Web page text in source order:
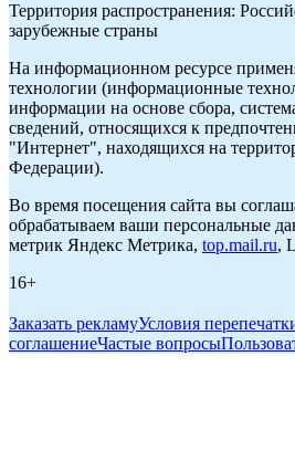
Территория распространения:
зарубежные страны
На информационном ресурсе
технологии (информационные
информации на основе сбора,
сведений, относящихся к
"Интернет", находящихся на
Федерации).
Во время посещения сайта вы
обрабатываем ваши персональные
метрик Яндекс Метрика, top.mail.ru,
16+
Заказать рекламуУсловия
соглашениеЧастые вопросы